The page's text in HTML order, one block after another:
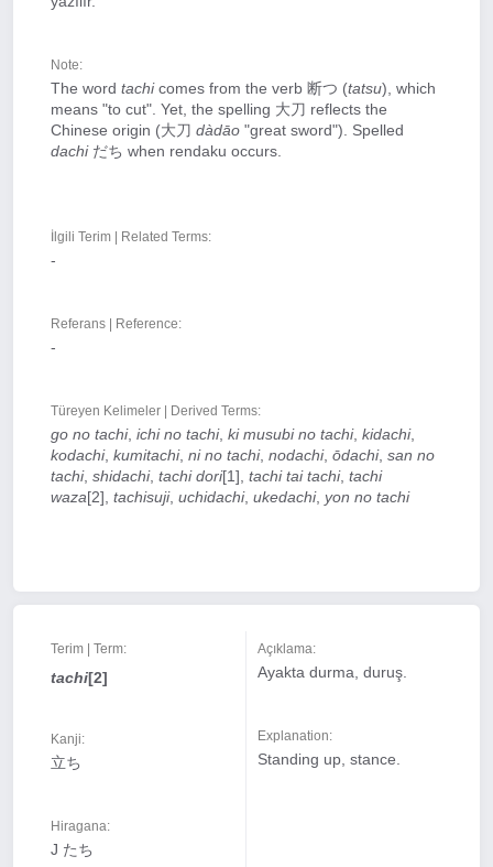
Note:
The word tachicomes from the verb 断つ (tatsu), which
means "to cut". Yet, the spelling 大刀 reflects the
Chinese origin (大刀 dàdāo "great sword"). Spelled
dachiだち when rendaku occurs.
İlgili Terim | Related Terms:
-
Referans | Reference:
-
Türeyen Kelimeler | Derived Terms:
go no tachi, ichi no tachi, ki musubi no tachi, kidachi,
kodachi, kumitachi, ni no tachi, nodachi, ōdachi, san no
tachi, shidachi, tachi dori[1], tachi tai tachi, tachi
waza[2], tachisuji, uchidachi, ukedachi, yon no tachi
Terim | Term:
tachi[2]
Kanji:
立ち
Hiragana:
J たち
Açıklama:
Ayakta durma, duruş.
Explanation:
Standing up, stance.